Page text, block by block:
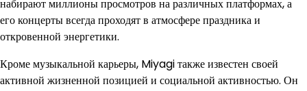
набирают миллионы просмотров на различных платформах, а
его концерты всегда проходят в атмосфере праздника и
откровенной энергетики.
Кроме музыкальной карьеры, Miyagi также известен своей
активной жизненной позицией и социальной активностью. Он